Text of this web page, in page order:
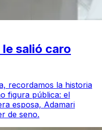
salió caro
recordamos la historia
figura pública: el
esposa, Adamari
de seno.